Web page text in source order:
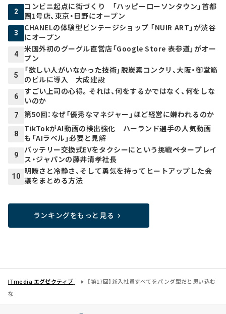
2
コンビニ起点に街づくり 「ハッピーローソンタウン」首都
圏1号店、東京・日野にオープン
3
CHANELの体験型ビンテージショップ 「NUIR ART」が渋谷
にオープン
4
米国外初のグーグル直営店「Google Store 表参道」がオー
プン
5
「欲しい人がいなかった技術」脱炭素コンクリ、大阪・御堂筋
のビルに導入 大成建設
6
すごい上司の心得。それは、何をするかではなく、何をしな
いのか
7 第50回：なぜ「優秀なマネジャー」ほど経営に嫌われるのか
8
TikTokがAI動画の検出強化 ハーランド選手の人気動画
も「AIラベル」必要と見解
9
バッテリー交換式EVをタクシーにという挑戦――ベタープレイ
ス・ジャパンの藤井清孝社長
10
明瞭さと冷静さ、そして勇気を持ってヒートアップした会
議をまとめる方法
ランキングをもっと見る
ITmedia エグゼクティブ
【第17回】新入社員すべてをパンダ型だと思い込む
な